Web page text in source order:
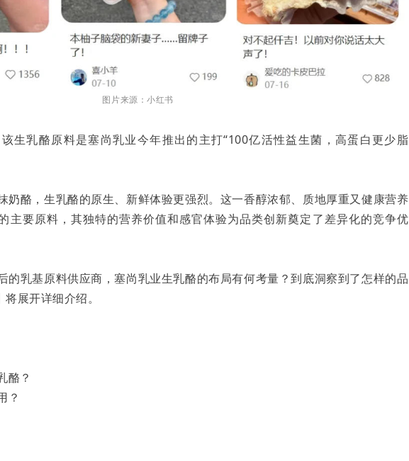
图片来源：小红书
生乳酪原料是塞尚乳业今年推出的主打“100亿活性益生菌，高蛋白更少脂
奶酪，生乳酪的原生、新鲜体验更强烈。这一香醇浓郁、质地厚重又健康营养
主要原料，其独特的营养价值和感官体验为品类创新奠定了差异化的竞争优
的乳基原料供应商，塞尚乳业生乳酪的布局有何考量？到底洞察到了怎样的品
展开详细介绍。
酪？
？